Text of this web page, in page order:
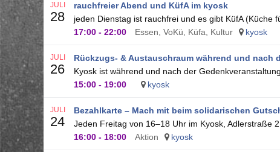
rauchfreier Abend und KüfA im kyosk
jeden Dienstag ist rauchfrei und es gibt KüfA (Küche
17:00 - 22:00 Essen, VoKü, Küfa, Kultur kyosk
JULI
28
Rückzugs- & Austauschraum während und nach
Kyosk ist während und nach der
15:00 - 19:00 kyosk
JULI
26
Bezahlkarte – Mach mit beim solidarischen
Jeden Freitag von 16–18 Uhr im Kyosk, Adlerstraße
16:00 - 18:00 Aktion kyosk
JULI
24